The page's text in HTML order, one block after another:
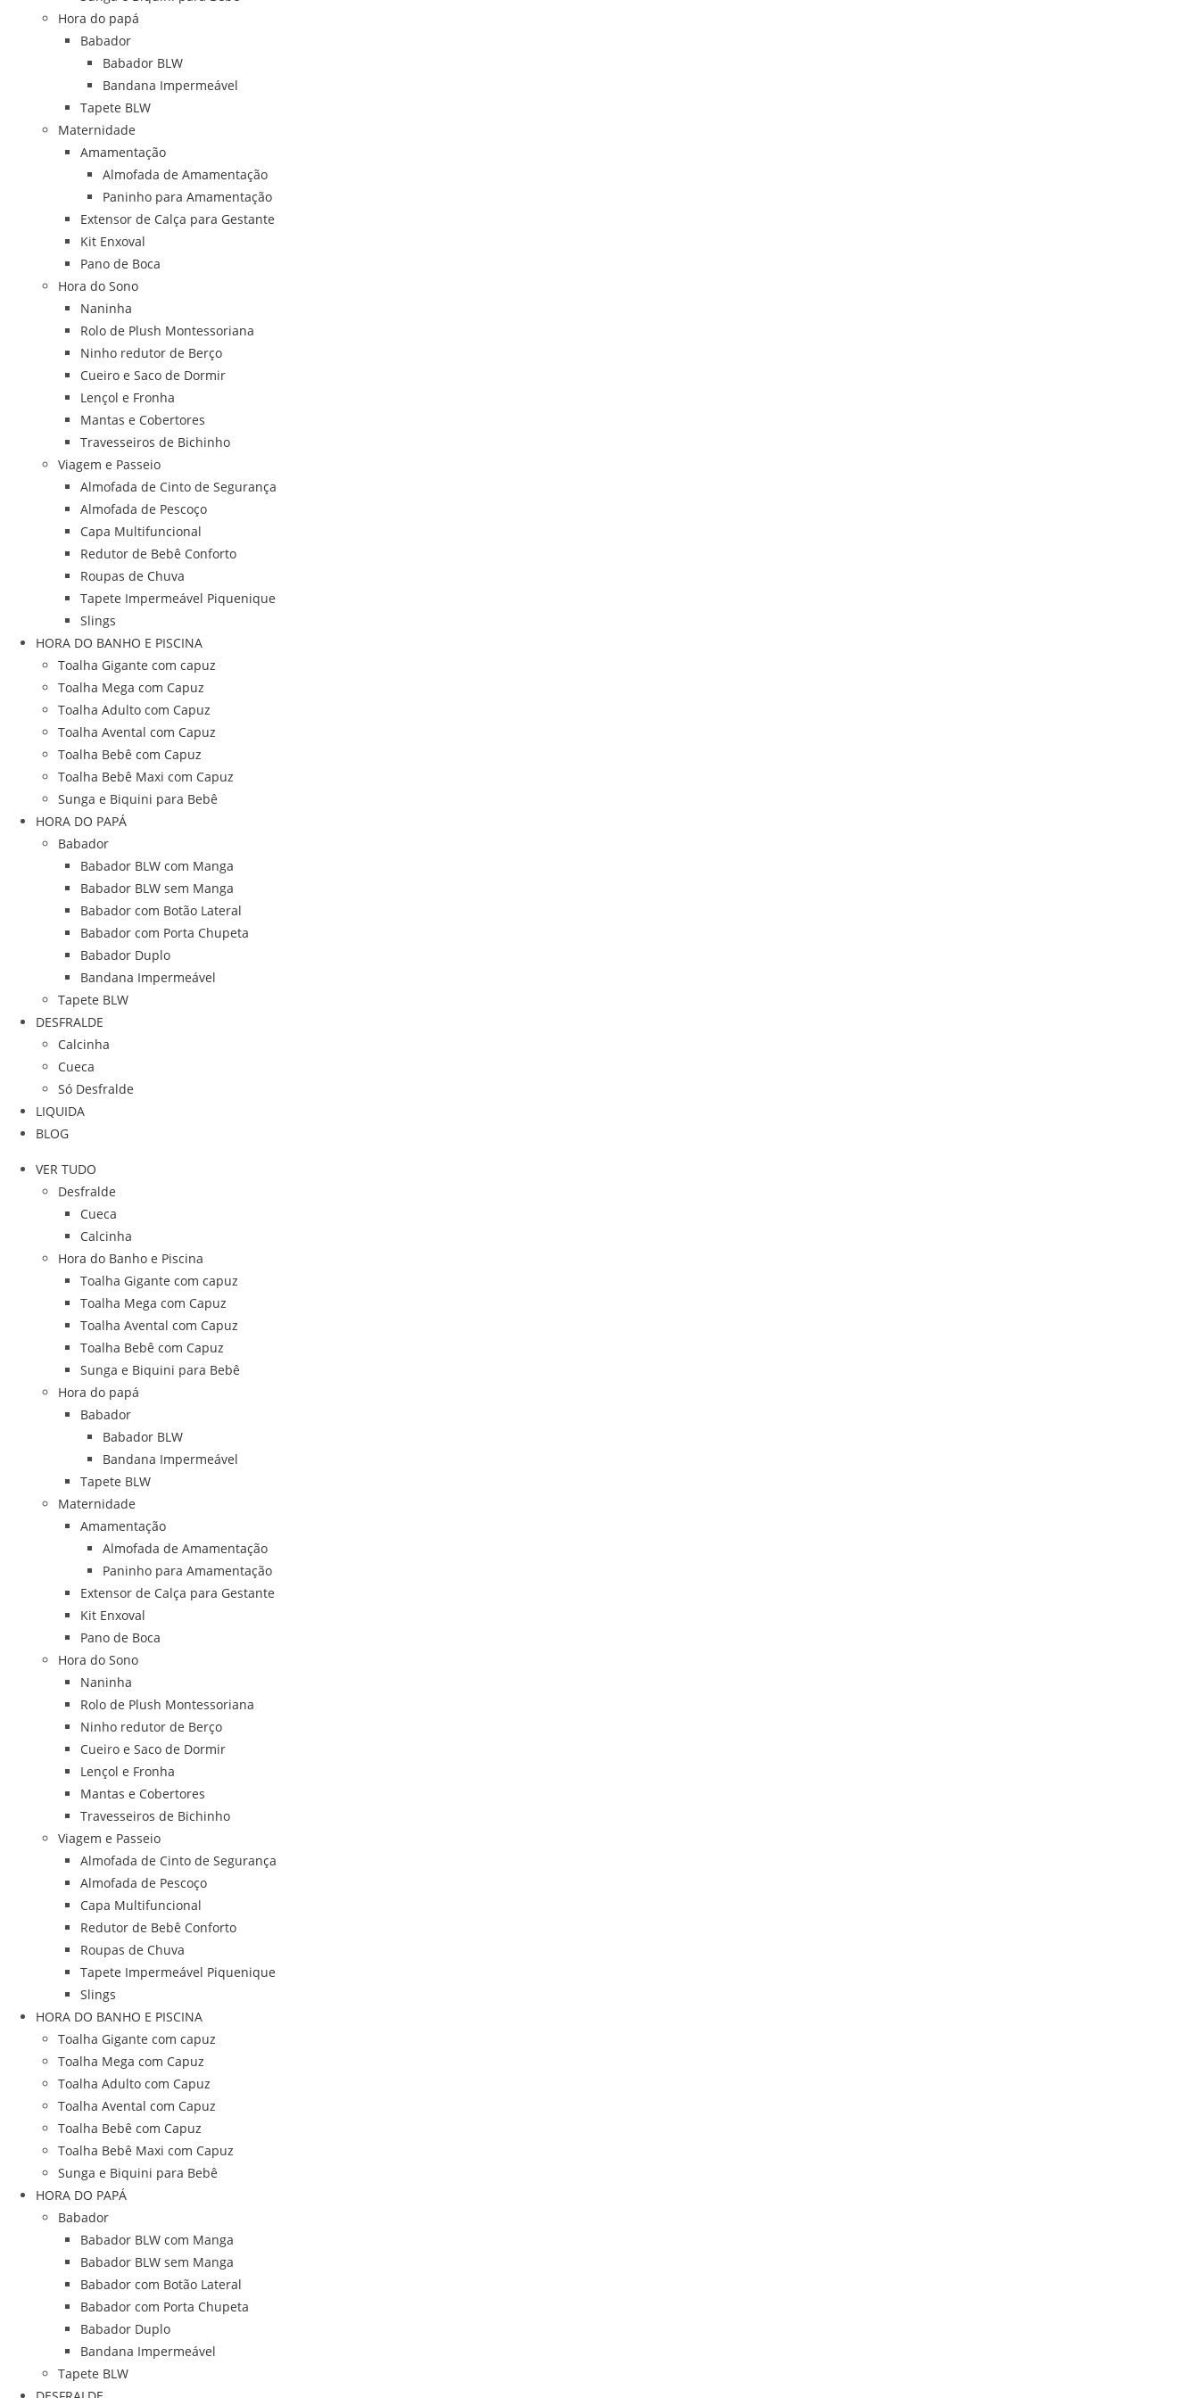
Hora do papá
Babador
Babador BLW
Bandana Impermeável
Tapete BLW
Maternidade
Amamentação
Almofada de Amamentação
Paninho para Amamentação
Extensor de Calça para Gestante
Kit Enxoval
Pano de Boca
Hora do Sono
Naninha
Rolo de Plush Montessoriana
Ninho redutor de Berço
Cueiro e Saco de Dormir
Lençol e Fronha
Mantas e Cobertores
Travesseiros de Bichinho
Viagem e Passeio
Almofada de Cinto de Segurança
Almofada de Pescoço
Capa Multifuncional
Redutor de Bebê Conforto
Roupas de Chuva
Tapete Impermeável Piquenique
Slings
HORA DO BANHO E PISCINA
Toalha Gigante com capuz
Toalha Mega com Capuz
Toalha Adulto com Capuz
Toalha Avental com Capuz
Toalha Bebê com Capuz
Toalha Bebê Maxi com Capuz
Sunga e Biquini para Bebê
HORA DO PAPÁ
Babador
Babador BLW com Manga
Babador BLW sem Manga
Babador com Botão Lateral
Babador com Porta Chupeta
Babador Duplo
Bandana Impermeável
Tapete BLW
DESFRALDE
Calcinha
Cueca
Só Desfralde
LIQUIDA
BLOG
VER TUDO
Desfralde
Cueca
Calcinha
Hora do Banho e Piscina
Toalha Gigante com capuz
Toalha Mega com Capuz
Toalha Avental com Capuz
Toalha Bebê com Capuz
Sunga e Biquini para Bebê
Hora do papá
Babador
Babador BLW
Bandana Impermeável
Tapete BLW
Maternidade
Amamentação
Almofada de Amamentação
Paninho para Amamentação
Extensor de Calça para Gestante
Kit Enxoval
Pano de Boca
Hora do Sono
Naninha
Rolo de Plush Montessoriana
Ninho redutor de Berço
Cueiro e Saco de Dormir
Lençol e Fronha
Mantas e Cobertores
Travesseiros de Bichinho
Viagem e Passeio
Almofada de Cinto de Segurança
Almofada de Pescoço
Capa Multifuncional
Redutor de Bebê Conforto
Roupas de Chuva
Tapete Impermeável Piquenique
Slings
HORA DO BANHO E PISCINA
Toalha Gigante com capuz
Toalha Mega com Capuz
Toalha Adulto com Capuz
Toalha Avental com Capuz
Toalha Bebê com Capuz
Toalha Bebê Maxi com Capuz
Sunga e Biquini para Bebê
HORA DO PAPÁ
Babador
Babador BLW com Manga
Babador BLW sem Manga
Babador com Botão Lateral
Babador com Porta Chupeta
Babador Duplo
Bandana Impermeável
Tapete BLW